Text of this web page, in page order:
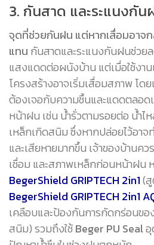
3. กันสาด และระแนงกัน
จุดที่ช่วยกันฝน แต่หากเสื่อมอาจ
แทน กันสาดและระแนงกันฝนช่วย
แสงแดดต่อผนังบ้าน แต่เมื่อใช้งาน
โครงสร้างอาจเริ่มเสื่อมสภาพ โด
ต้องเจอกับความชื้นและแดดตลอ
หน้าฝน เช่น น้ำรั่วตามรอยต่อ น้ำไ
เหล็กเกิดสนิม ซึ่งหากปล่อยไว้อาจ
และเสียหายมากขึ้น เจ้าของบ้านค
เชื่อม และสภาพเหล็กก่อนหน้าฝน
BegerShield GRIPTECH 2in1(
BegerShield GRIPTECH 2in1
เคลือบและป้องกันการกัดกร่อนข
สนิม) รวมถึงใช้Beger PU Seal